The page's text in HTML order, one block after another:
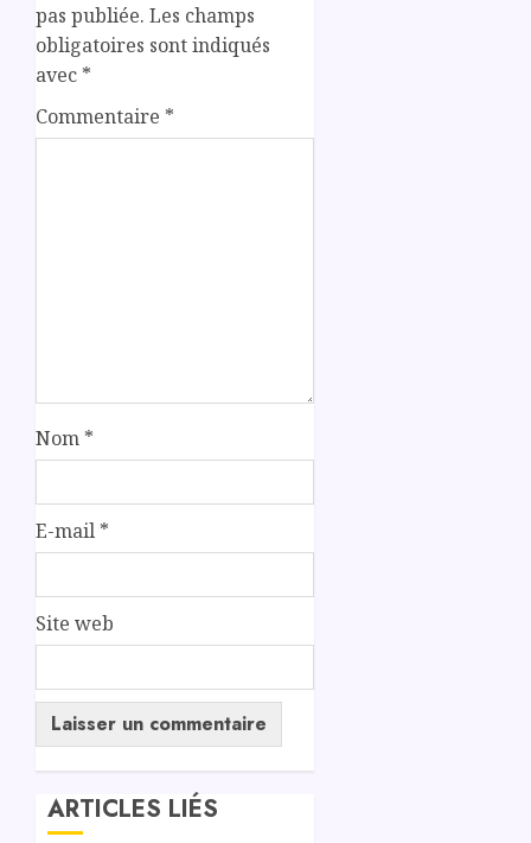
pas publiée. Les champs
obligatoires sont indiqués
avec *
Commentaire *
Nom *
E-mail *
Site web
ARTICLES LIÉS